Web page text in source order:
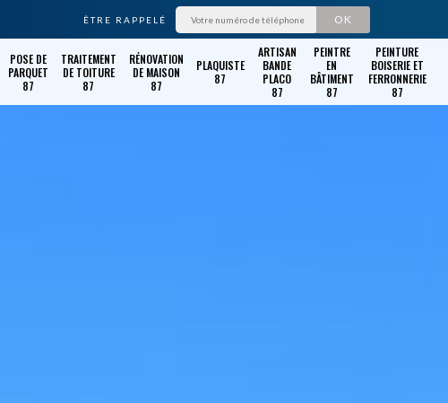
ÊTRE RAPPELÉ
POSE DE
PARQUET
87
TRAITEMENT
DE TOITURE
87
RÉNOVATION
DE MAISON
87
PLAQUISTE
87
ARTISAN
BANDE
PLACO
87
PEINTRE
EN
BÂTIMENT
87
PEINTURE
BOISERIE ET
FERRONNERIE
87